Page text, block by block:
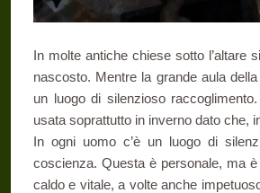
In molte antiche chiese sotto l’altare
nascosto. Mentre la grande aula
un luogo di silenzioso
usata soprattutto in inverno dato che,
In ogni uomo c’è un luogo di
coscienza. Questa è personale, ma
caldo e vitale, a volte anche